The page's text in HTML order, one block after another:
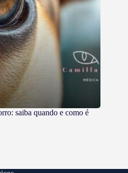
saiba quando e como é